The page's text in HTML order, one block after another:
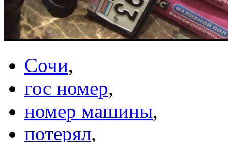
Сочи,
гос номер,
номер машины,
потерял,